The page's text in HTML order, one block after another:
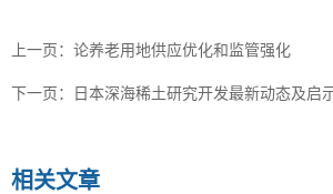
上一页： 论养老用地供应优化和监管强化
下一页： 日本深海稀土研究开发最新动态及启
相关文章